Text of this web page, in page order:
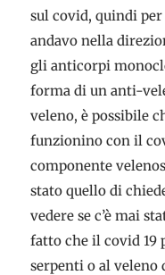
sul covid, quindi per
andavo nella
gli anticorpi
forma di un anti-
veleno, è possibile
funzionino con il
componente
stato quello di
vedere se c’è mai
fatto che il covid 19
serpenti o al veleno